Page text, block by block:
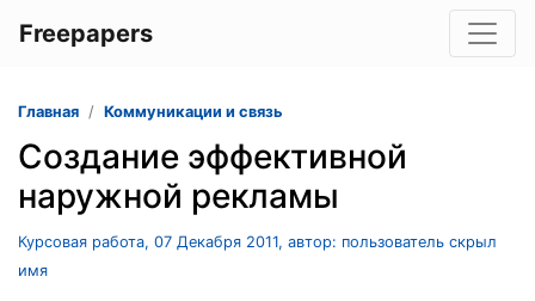
Freepapers
Главная Коммуникации и связь
Создание эффективной
наружной рекламы
Курсовая работа, 07 Декабря 2011, автор: пользователь скрыл
имя